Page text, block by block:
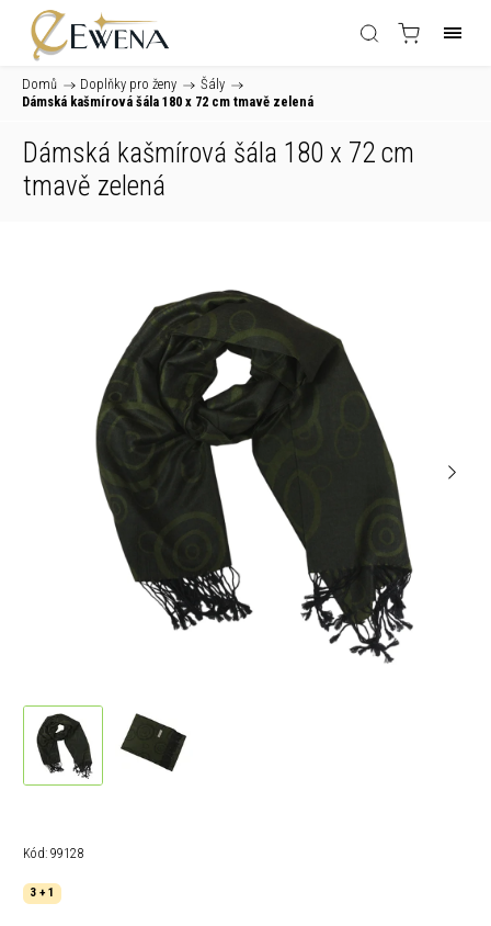
Domů / Doplňky pro ženy / Šály /
Dámská kašmírová šála 180 x 72 cm tmavě zelená
Dámská kašmírová šála 180 x 72 cm
tmavě zelená
Kód: 99128
3 + 1